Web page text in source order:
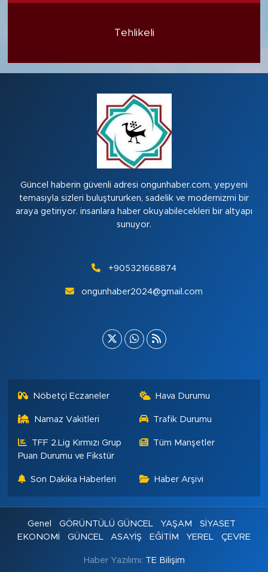
Tehlikeli
Güncel haberin güvenli adresi ongunhaber.com, yepyeni
temasıyla sizleri buluştururken, sadelik ve modernizmi bir
araya getiriyor. insanlara haber okuyabilecekleri bir altyapı
sunuyor.
+905321668874
ongunhaber2024@gmail.com
Nöbetçi Eczaneler Hava Durumu
Namaz Vakitleri Trafik Durumu
TFF 2.Lig Kırmızı Grup
Puan Durumu ve Fikstür
Tüm Manşetler
Son Dakika Haberleri Haber Arşivi
Genel GÖRÜNTÜLÜ GÜNCEL YAŞAM
SİYASET
EKONOMİ
GÜNCEL ASAYİŞ EĞİTİM YEREL ÇEVRE
Haber Yazılımı: TE Bilişim